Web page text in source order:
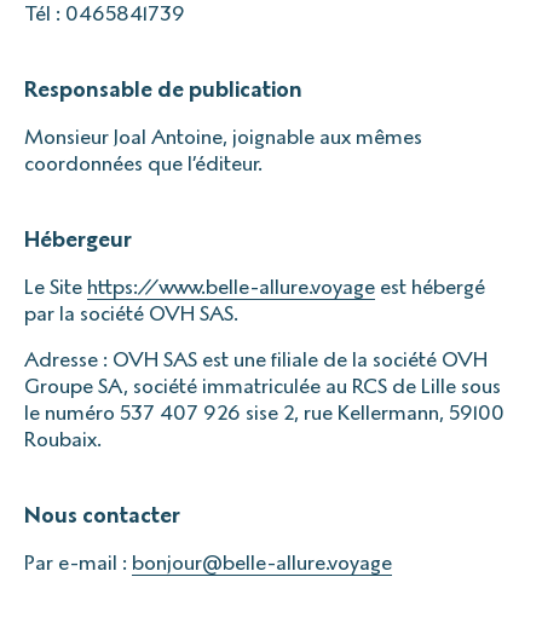
Tél : 0465841739
Responsable de publication
Monsieur Joal Antoine, joignable aux mêmes
coordonnées que l’éditeur.
Hébergeur
Le Site https://www.belle-allure.voyage est hébergé
par la société OVH SAS.
Adresse : OVH SAS est une filiale de la société OVH
Groupe SA, société immatriculée au RCS de Lille sous
le numéro 537 407 926 sise 2, rue Kellermann, 59100
Roubaix.
Nous contacter
Par e-mail : bonjour@belle-allure.voyage